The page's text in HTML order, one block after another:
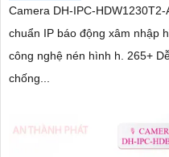
Camera DH-IPC-HDW1230T2-A giá rẻ tích hợp cấu hình từ xa
chuẩn IP báo động xâm nhập
công nghệ nén hình h. 265+
chống...